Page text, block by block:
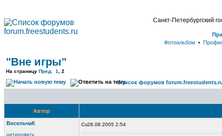
Санкт-Петербургский
Фотоальбом •
"Вне игры"
На страницу Пред. 1 2
Список форумов
Автор
ВесельчаК
цитировать
28.08.2005 2:54